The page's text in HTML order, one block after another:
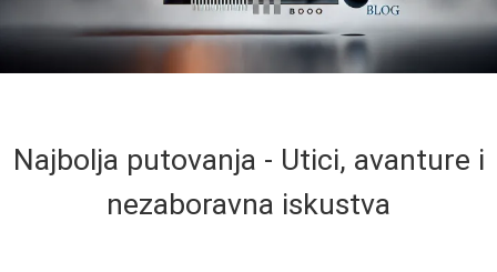
Najbolja putovanja - Utici, avanture i
nezaboravna iskustva